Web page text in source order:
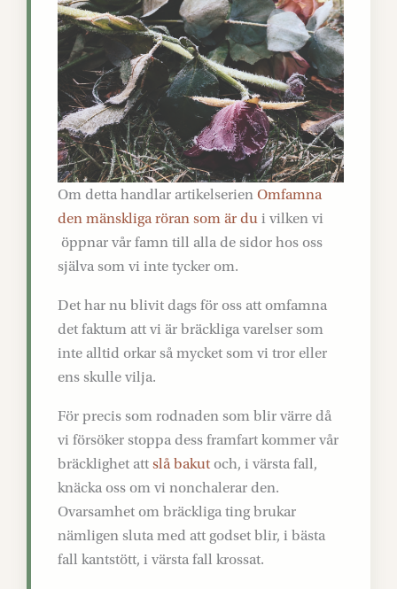
Om detta handlar artikelserien Omfamna
den mänskliga röran som är du i vilken vi
öppnar vår famn till alla de sidor hos oss
själva som vi inte tycker om.
Det har nu blivit dags för oss att omfamna
det faktum att vi är bräckliga varelser som
inte alltid orkar så mycket som vi tror eller
ens skulle vilja.
För precis som rodnaden som blir värre då
vi försöker stoppa dess framfart kommer vår
bräcklighet att slå bakut och, i värsta fall,
knäcka oss om vi nonchalerar den.
Ovarsamhet om bräckliga ting brukar
nämligen sluta med att godset blir, i bästa
fall kantstött, i värsta fall krossat.